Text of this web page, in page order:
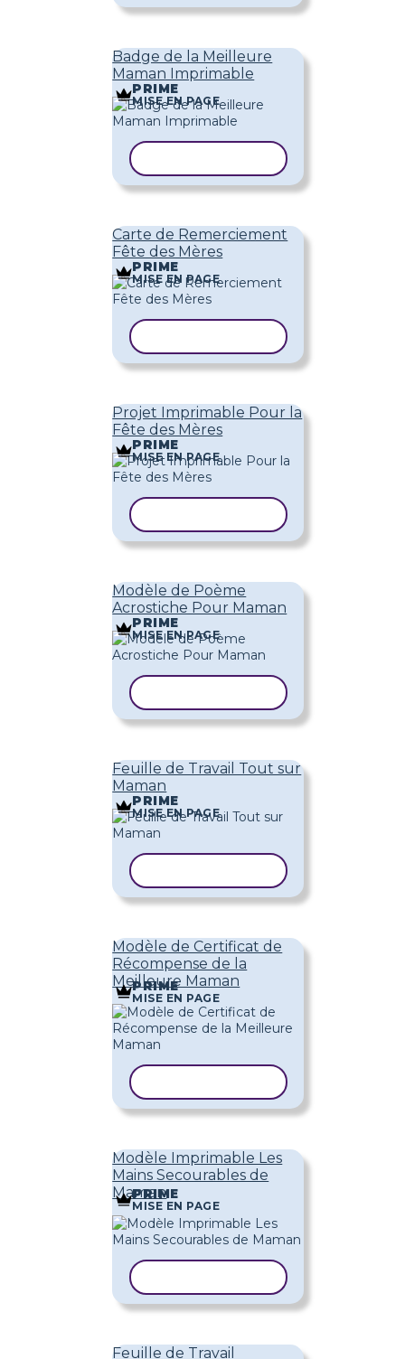
Badge de la Meilleure
Maman Imprimable
PRIME
MISE EN PAGE
Carte de Remerciement
Fête des Mères
PRIME
MISE EN PAGE
Projet Imprimable Pour la
Fête des Mères
PRIME
MISE EN PAGE
Modèle de Poème
Acrostiche Pour Maman
PRIME
MISE EN PAGE
Feuille de Travail Tout sur
Maman
PRIME
MISE EN PAGE
Modèle de Certificat de
Récompense de la
Meilleure Maman
PRIME
MISE EN PAGE
Modèle Imprimable Les
Mains Secourables de
Maman
PRIME
MISE EN PAGE
Feuille de Travail